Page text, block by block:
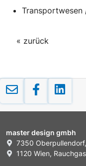
Transportwesen
« zurück
master design gmbh
7350
1120 Wien,